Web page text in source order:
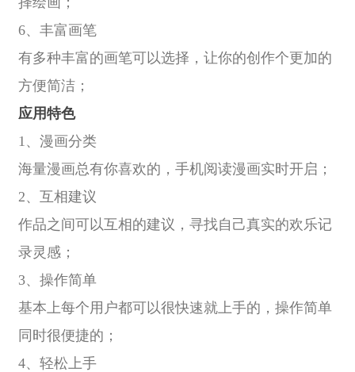
6、丰富画笔
有多种丰富的画笔可以选择，让你的创作个更加的
方便简洁；
应用特色
1、漫画分类
海量漫画总有你喜欢的，手机阅读漫画实时开启；
2、互相建议
作品之间可以互相的建议，寻找自己真实的欢乐记
录灵感；
3、操作简单
基本上每个用户都可以很快速就上手的，操作简单
同时很便捷的；
4、轻松上手